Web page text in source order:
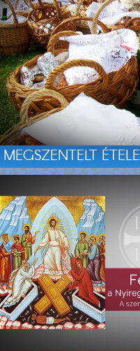
MEGSZENTELT